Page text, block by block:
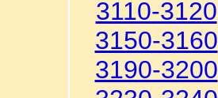
3110-3120
3150-3160
3190-3200